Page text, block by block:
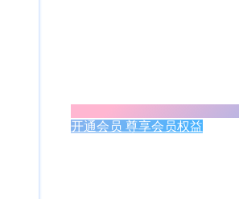
开通会员 尊享会员权益